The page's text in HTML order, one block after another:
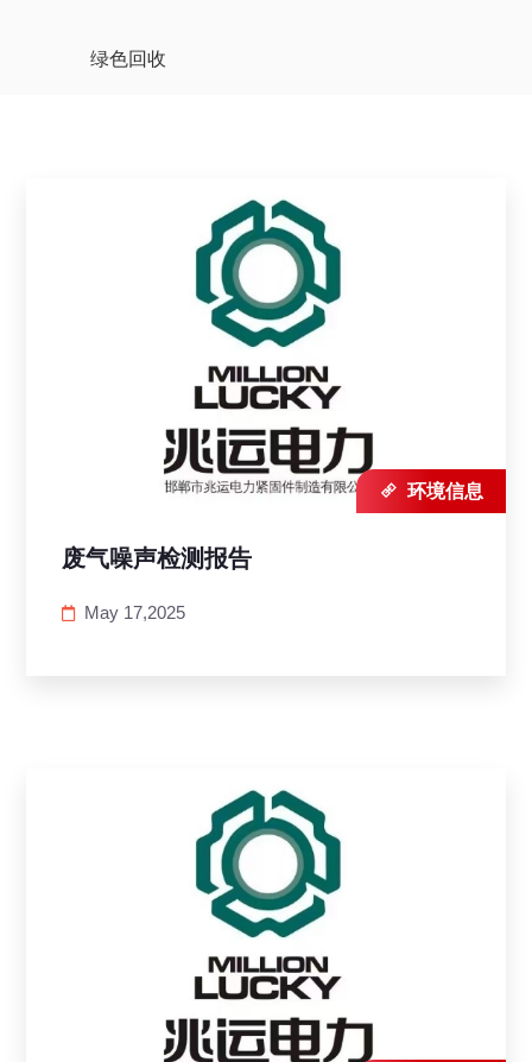
绿色回收
 环境信息
废气噪声检测报告
May 17,2025